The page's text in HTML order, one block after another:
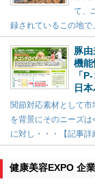
て、
録されているこの地で
豚
機能
「
日
関節対応素材として
を背景にそのニーズ
に対し・・・【記事詳
健康美容EXPO 企